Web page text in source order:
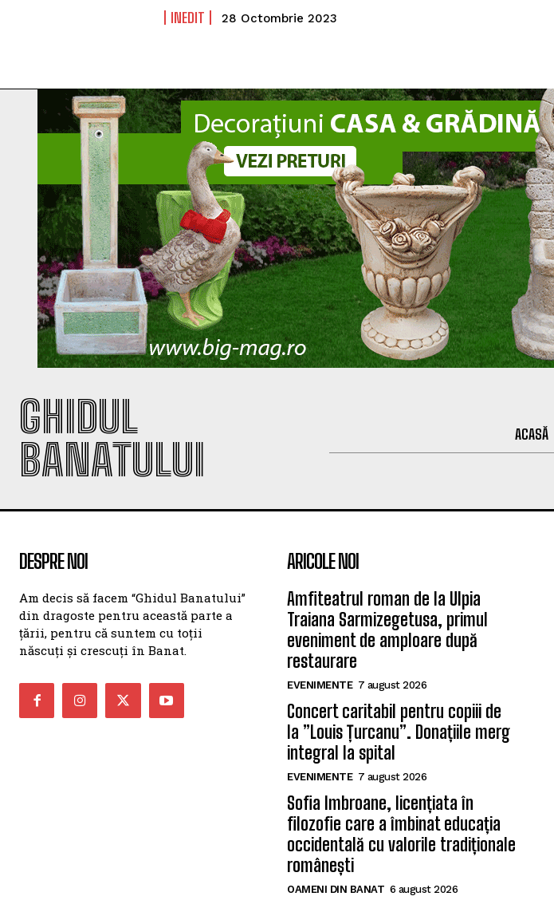
INEDIT 28 Octombrie 2023
GHIDUL
BANATULUI
ACASĂ
DESPRE NOI
Am decis să facem “Ghidul Banatului”
din dragoste pentru această parte a
țării, pentru că suntem cu toții
născuți și crescuți în Banat.
ARICOLE NOI
Amfiteatrul roman de la Ulpia
Traiana Sarmizegetusa, primul
eveniment de amploare după
restaurare
EVENIMENTE 7 august 2026
Concert caritabil pentru copiii de
la ”Louis Țurcanu”. Donațiile merg
integral la spital
EVENIMENTE 7 august 2026
Sofia Imbroane, licențiata în
filozofie care a îmbinat educația
occidentală cu valorile tradiționale
românești
OAMENI DIN BANAT 6 august 2026